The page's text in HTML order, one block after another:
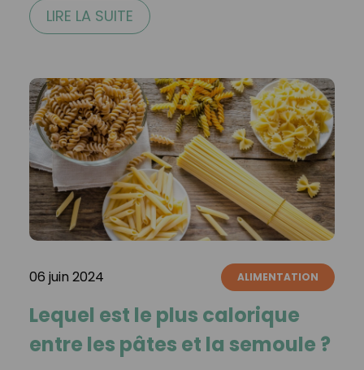
LIRE LA SUITE
06 juin 2024 ALIMENTATION
Lequel est le plus calorique
entre les pâtes et la semoule ?